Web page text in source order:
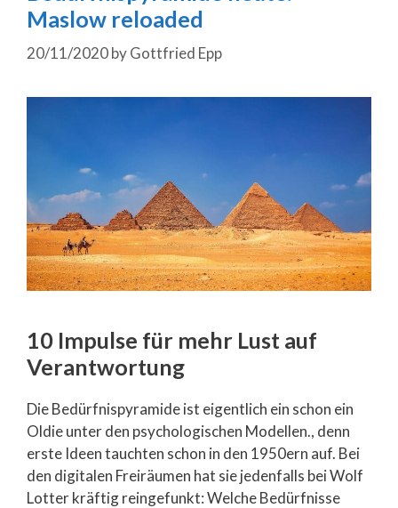
Maslow reloaded
20/11/2020byGottfried Epp
10 Impulse für mehr Lust auf
Verantwortung
Die Bedürfnispyramide ist eigentlich ein schon ein
Oldie unter den psychologischen Modellen., denn
erste Ideen tauchten schon in den 1950ern auf. Bei
den digitalen Freiräumen hat sie jedenfalls bei Wolf
Lotter kräftig reingefunkt: Welche Bedürfnisse